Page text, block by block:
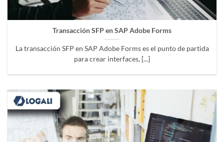
Transacción SFP en SAP Adobe Forms
La transacción SFP en SAP Adobe Forms es el punto de partida
para crear interfaces, [...]